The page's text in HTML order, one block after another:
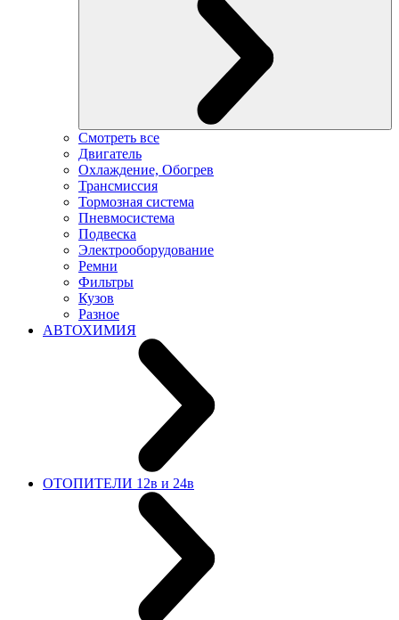
Смотреть все
Двигатель
Охлаждение, Обогрев
Трансмиссия
Тормозная система
Пневмосистема
Подвеска
Электрооборудование
Ремни
Фильтры
Кузов
Разное
АВТОХИМИЯ
ОТОПИТЕЛИ 12в и 24в